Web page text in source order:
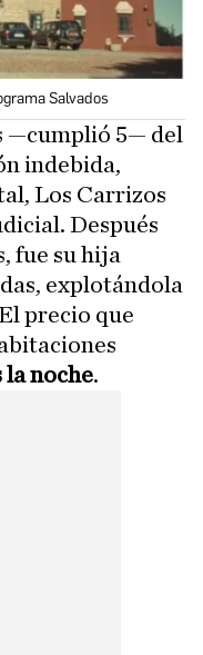
Salvados
—cumplió 5— del
indebida,
Los Carrizos
Después
fue su hija
explotándola
precio que
la noche.